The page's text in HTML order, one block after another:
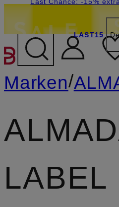
ZUM
LAST15
Marken/
LABEL